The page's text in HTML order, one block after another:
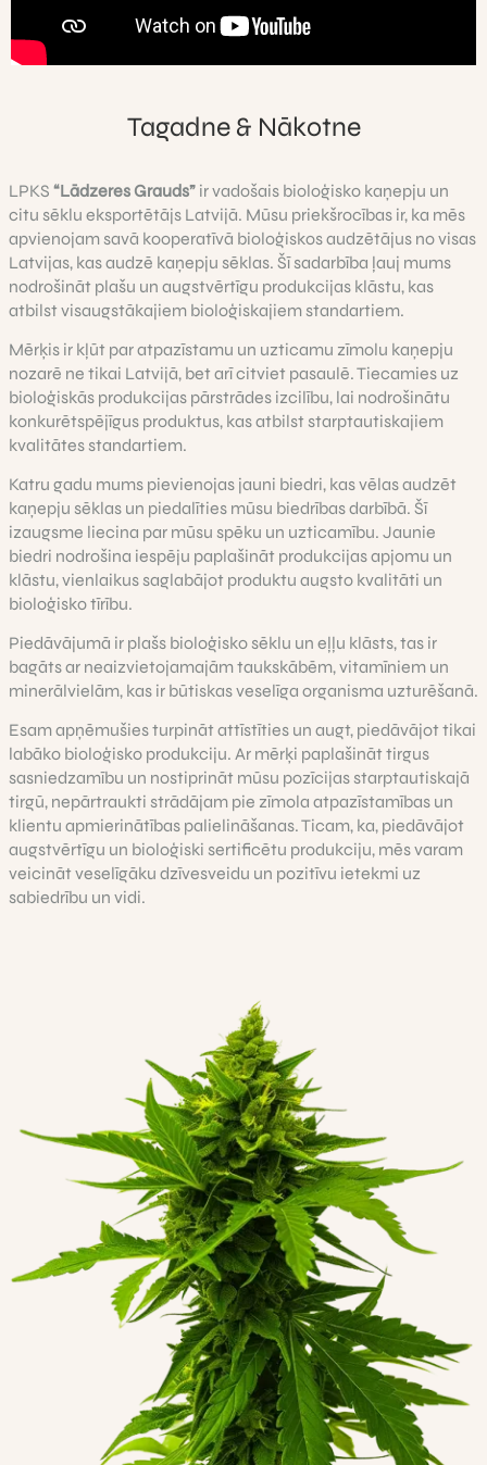
Tagadne & Nākotne
LPKS “Lādzeres Grauds”ir vadošais bioloģisko kaņepju un
citu sēklu eksportētājs Latvijā. Mūsu priekšrocības ir, ka mēs
apvienojam savā kooperatīvā bioloģiskos audzētājus no visas
Latvijas, kas audzē kaņepju sēklas. Šī sadarbība ļauj mums
nodrošināt plašu un augstvērtīgu produkcijas klāstu, kas
atbilst visaugstākajiem bioloģiskajiem standartiem.
Mērķis ir kļūt par atpazīstamu un uzticamu zīmolu kaņepju
nozarē ne tikai Latvijā, bet arī citviet pasaulē. Tiecamies uz
bioloģiskās produkcijas pārstrādes izcilību, lai nodrošinātu
konkurētspējīgus produktus, kas atbilst starptautiskajiem
kvalitātes standartiem.
Katru gadu mums pievienojas jauni biedri, kas vēlas audzēt
kaņepju sēklas un piedalīties mūsu biedrības darbībā. Šī
izaugsme liecina par mūsu spēku un uzticamību. Jaunie
biedri nodrošina iespēju paplašināt produkcijas apjomu un
klāstu, vienlaikus saglabājot produktu augsto kvalitāti un
bioloģisko tīrību.
Piedāvājumā ir plašs bioloģisko sēklu un eļļu klāsts, tas ir
bagāts ar neaizvietojamajām taukskābēm, vitamīniem un
minerālvielām, kas ir būtiskas veselīga organisma uzturēšanā.
Esam apņēmušies turpināt attīstīties un augt, piedāvājot tikai
labāko bioloģisko produkciju. Ar mērķi paplašināt tirgus
sasniedzamību un nostiprināt mūsu pozīcijas starptautiskajā
tirgū, nepārtraukti strādājam pie zīmola atpazīstamības un
klientu apmierinātības palielināšanas. Ticam, ka, piedāvājot
augstvērtīgu un bioloģiski sertificētu produkciju, mēs varam
veicināt veselīgāku dzīvesveidu un pozitīvu ietekmi uz
sabiedrību un vidi.